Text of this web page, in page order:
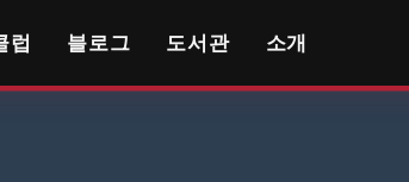
럽 블로그 도서관 소개